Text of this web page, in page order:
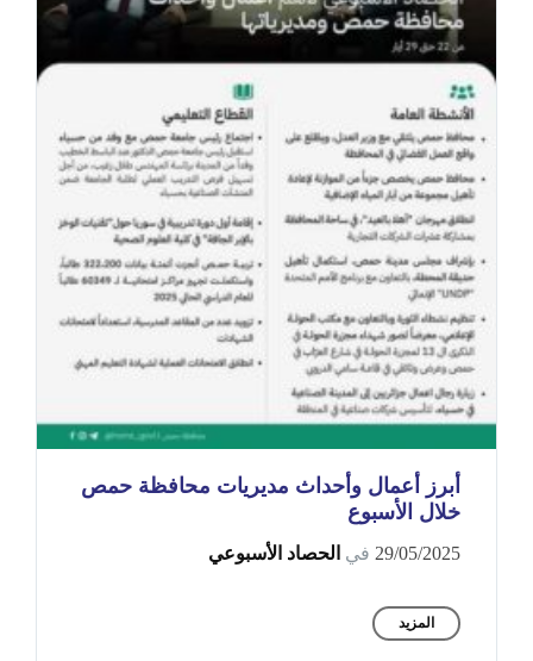
أبرز أعمال وأحداث مديريات محافظة حمص
خلال الأسبوع
29/05/2025 في الحصاد الأسبوعي
المزيد